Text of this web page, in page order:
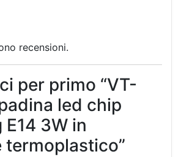
recensioni.
per primo “VT-
led chip
3W in
termoplastico”